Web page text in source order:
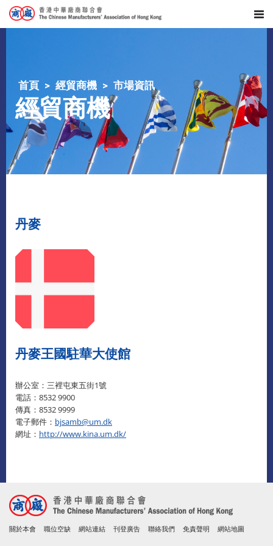
首頁 經貿商機 市場資訊
經貿商機
丹麥
丹麥王國駐華大使館
辦公室：三裡屯東五街1號
電話：8532 9900
傳真：8532 9999
電子郵件： bjsamb@um.dk
網址： http://www.kina.um.dk/
關於本會 職位空缺 網站連結 刊登廣告 聯絡我們 免責聲明 網站地圖